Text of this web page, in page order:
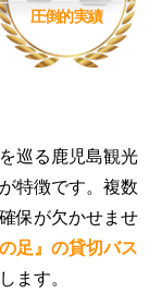
圧倒的実績
巡る鹿児島観光
特徴です。複数
保が欠かせませ
の足』の貸切バス
ます。